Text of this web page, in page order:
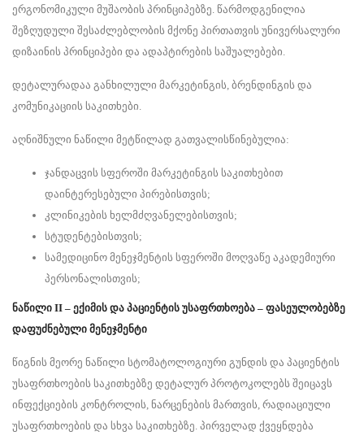
ერგონომიკული მუშაობის პრინციპებზე. წარმოდგენილია
შეზღუდული შესაძლებლობის მქონე პირთათვის უნივერსალური
დიზაინის პრინციპები და ადაპტირების საშუალებები.
დეტალურადაა განხილული მარკეტინგის, ბრენდინგის და
კომუნიკაციის საკითხები.
აღნიშნული ნაწილი მეტწილად გათვალისწინებულია:
ჯანდაცვის სფეროში მარკეტინგის საკითხებით
დაინტერესებული პირებისთვის;
კლინიკების ხელმძღვანელებისთვის;
სტუდენტებისთვის;
სამედიცინო მენეჯმენტის სფეროში მოღვაწე აკადემიური
პერსონალისთვის;
ნაწილი II – ექიმის და პაციენტის უსაფრთხოება – ფასეულობებზე
დაფუძნებული მენეჯმენტი
წიგნის მეორე ნაწილი სტომატოლოგიური გუნდის და პაციენტის
უსაფრთხოების საკითხებზე დეტალურ პროტოკოლებს შეიცავს
ინფექციების კონტროლის, ნარცენების მართვის, რადიაციული
უსაფრთხოების და სხვა საკითხებზე. პირველად ქვეყნდება